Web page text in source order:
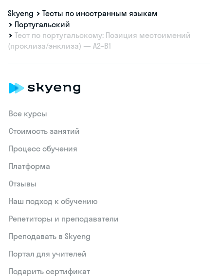
Skyeng
Тесты по иностранным языкам
Португальский
Тест по португальскому: Позиция местоимений
(проклиза/энклиза) — A2–B1
Все курсы
Стоимость занятий
Процесс обучения
Платформа
Отзывы
Наш подход к обучению
Репетиторы и преподаватели
Преподавать в Skyeng
Портал для учителей
Подарить сертификат